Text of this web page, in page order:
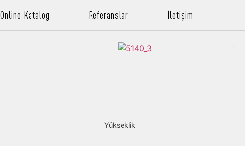
Online Katalog Referanslar İletişim
Yükseklik